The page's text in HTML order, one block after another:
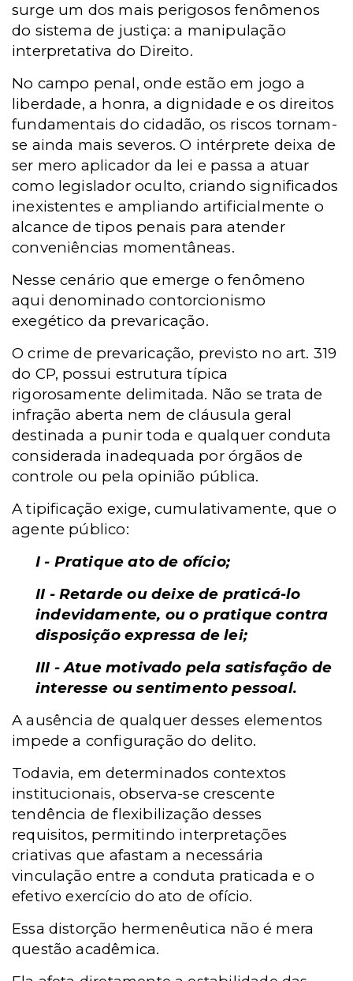
surge um dos mais perigosos fenômenos
do sistema de justiça: a manipulação
interpretativa do Direito.
No campo penal, onde estão em jogo a
liberdade, a honra, a dignidade e os direitos
fundamentais do cidadão, os riscos tornam-
se ainda mais severos. O intérprete deixa de
ser mero aplicador da lei e passa a atuar
como legislador oculto, criando significados
inexistentes e ampliando artificialmente o
alcance de tipos penais para atender
conveniências momentâneas.
Nesse cenário que emerge o fenômeno
aqui denominado contorcionismo
exegético da prevaricação.
O crime de prevaricação, previsto no art. 319
do CP, possui estrutura típica
rigorosamente delimitada. Não se trata de
infração aberta nem de cláusula geral
destinada a punir toda e qualquer conduta
considerada inadequada por órgãos de
controle ou pela opinião pública.
A tipificação exige, cumulativamente, que o
agente público:
I - Pratique ato de ofício;
II - Retarde ou deixe de praticá-lo
indevidamente, ou o pratique contra
disposição expressa de lei;
III - Atue motivado pela satisfação de
interesse ou sentimento pessoal.
A ausência de qualquer desses elementos
impede a configuração do delito.
Todavia, em determinados contextos
institucionais, observa-se crescente
tendência de flexibilização desses
requisitos, permitindo interpretações
criativas que afastam a necessária
vinculação entre a conduta praticada e o
efetivo exercício do ato de ofício.
Essa distorção hermenêutica não é mera
questão acadêmica.